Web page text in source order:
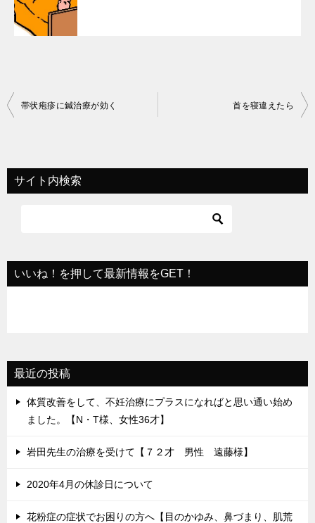
投
ビ
ゲ
ョ
ン
帯状疱疹に鍼治療が効く 首を寝違えたら
サイト内検索
いいね！を押して最新情報をGET！
最近の投稿
体質改善をして、不妊治療にプラスになればと思い通い始め
ました。【N・T様、女性36才】
岩田先生の治療を受けて【７２才 男性 遠藤様】
2020年4月の休診日について
花粉症の症状でお困りの方へ【目のかゆみ、鼻づまり、肌荒